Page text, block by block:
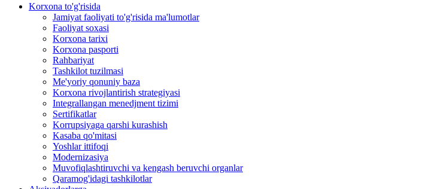
Korxona to'g'risida
Jamiyat faoliyati to'g'risida ma'lumotlar
Faoliyat soxasi
Korxona tarixi
Korxona pasporti
Rahbariyat
Tashkilot tuzilmasi
Me'yoriy qonuniy baza
Korxona rivojlantirish strategiyasi
Integrallangan menedjment tizimi
Sertifikatlar
Korrupsiyaga qarshi kurashish
Kasaba qo'mitasi
Yoshlar ittifoqi
Modernizasiya
Muvofiqlashtiruvchi va kengash beruvchi organlar
Qaramog'idagi tashkilotlar